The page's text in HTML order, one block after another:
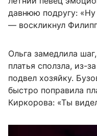
давнюю подругу: «Ну
— воскликнул
Ольга замедлила
платья сползла, из-
подвел хозяйку.
быстро поправила
Киркорова: «Ты